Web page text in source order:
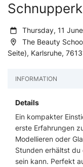
Thursday, 11
The Beauty
Seite), Karlsruhe,
INFORMATION
Details
Ein kompakter
erste Erfahrungen
Modellieren oder
Stunden erhältst du
sein kann. Perfekt